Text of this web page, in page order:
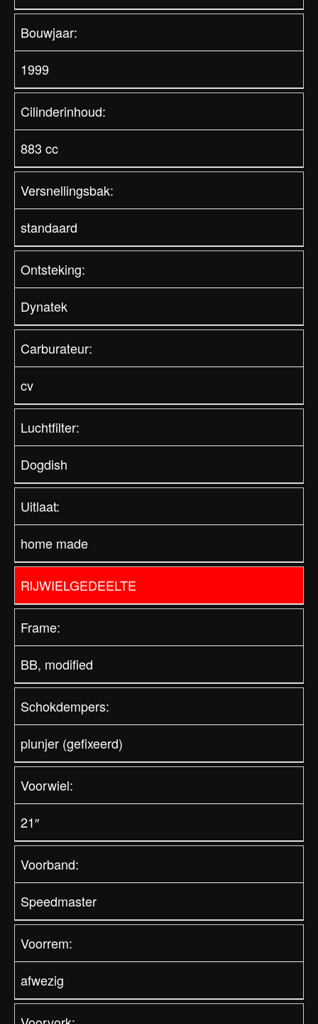
Bouwjaar:
1999
Cilinderinhoud:
883 cc
Versnellingsbak:
standaard
Ontsteking:
Dynatek
Carburateur:
cv
Luchtfilter:
Dogdish
Uitlaat:
home made
RIJWIELGEDEELTE
Frame:
BB, modified
Schokdempers:
plunjer (gefixeerd)
Voorwiel:
21″
Voorband:
Speedmaster
Voorrem:
afwezig